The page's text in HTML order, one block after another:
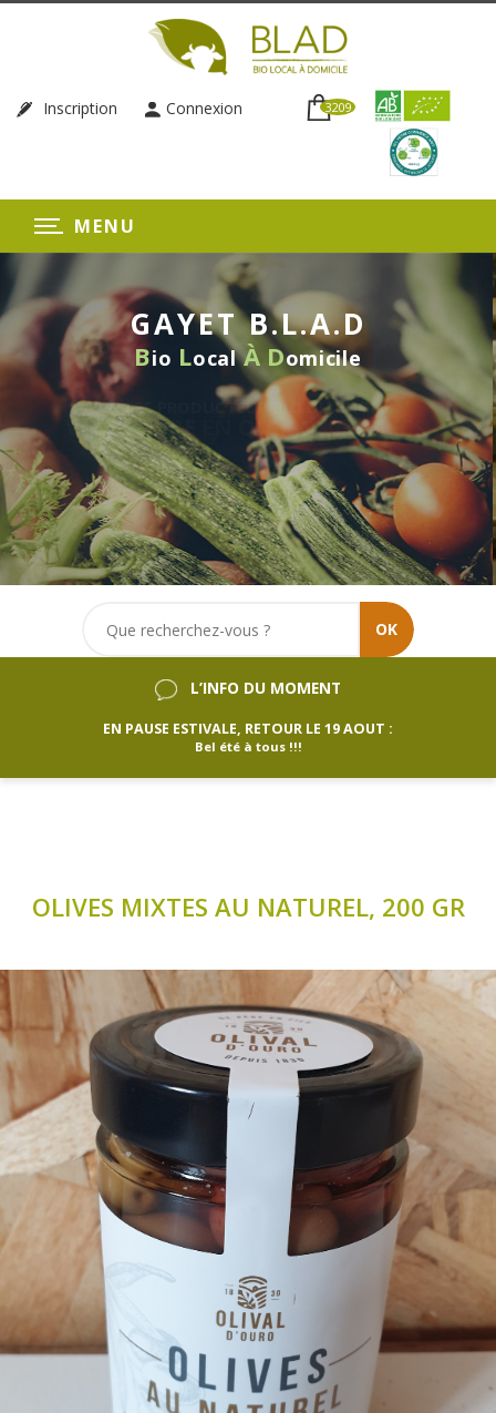
Inscription Connexion 3209
MENU
GAYET B.L.A.D
Bio LocalÀ Domicile
LIVRAISON
SANS
OK
L’INFO DU MOMENT
EN PAUSE ESTIVALE, RETOUR LE 19 AOUT :
Bel été à tous !!!
OLIVES MIXTES AU NATUREL, 200 GR